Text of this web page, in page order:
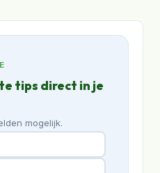
tips direct in je
mogelijk.